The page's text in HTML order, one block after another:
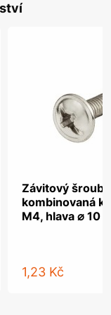
Závitový šroub,
kombinovaná
M4, hlava ⌀ 10
1,23 Kč